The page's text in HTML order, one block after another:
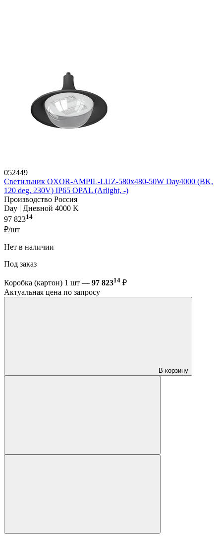
052449
Светильник OXOR-AMPIL-LUZ-580х480-50W Day4000 (BK,
120 deg, 230V) IP65 OPAL (Arlight, -)
Производство Россия
Day | Дневной 4000 K
97 82314
₽/шт
Нет в наличии
Под заказ
Коробка (картон) 1 шт — 97 82314 ₽
Актуальная цена по запросу
В корзину